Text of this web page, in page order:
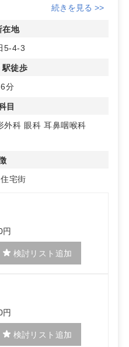
、視認性が非常に良い立地
自動車でわずか4分の距離
能で、クリニックのニーズ
から3階にかけて3つのク
れており、患者様の利便
続きを見る >>
在地
5-4-3
徒歩
分
目
外科 眼科 耳鼻咽喉科
住宅街
検討リスト追加
検討リスト追加